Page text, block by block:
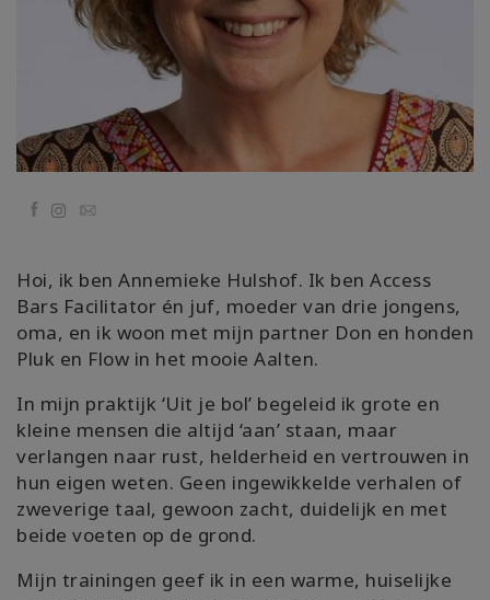
Kolaylaştırıcılar
More
Açın
İLETIŞIM
FacebookEmail
Hoi, ik ben Annemieke Hulshof. Ik ben Access
Bars Facilitator én juf, moeder van drie jongens,
oma, en ik woon met mijn partner Don en honden
Pluk en Flow in het mooie Aalten.
In mijn praktijk ‘Uit je bol’ begeleid ik grote en
kleine mensen die altijd ‘aan’ staan, maar
verlangen naar rust, helderheid en vertrouwen in
hun eigen weten. Geen ingewikkelde verhalen of
zweverige taal, gewoon zacht, duidelijk en met
beide voeten op de grond.
Mijn trainingen geef ik in een warme, huiselijke